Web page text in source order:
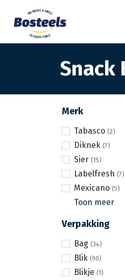
Snack
Merk
Tabasco
Diknek
Sier
Labelfresh
Mexicano
Toon meer
Verpakking
Bag
Blik
Blikje